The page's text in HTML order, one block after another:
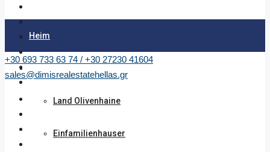
Heim
Land Olivenhaine
Einfamilienhauser
+30 693 733 63 74 / +30 27230 41604
sales@dimisrealestatehellas.gr